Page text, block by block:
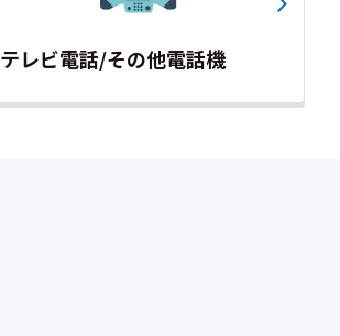
テレビ電話/その他電話機